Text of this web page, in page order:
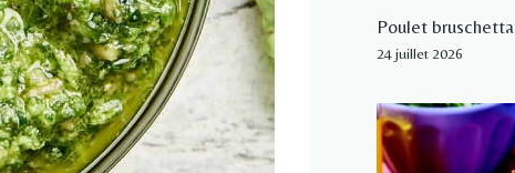
Poulet bruschetta
24 juillet 2026